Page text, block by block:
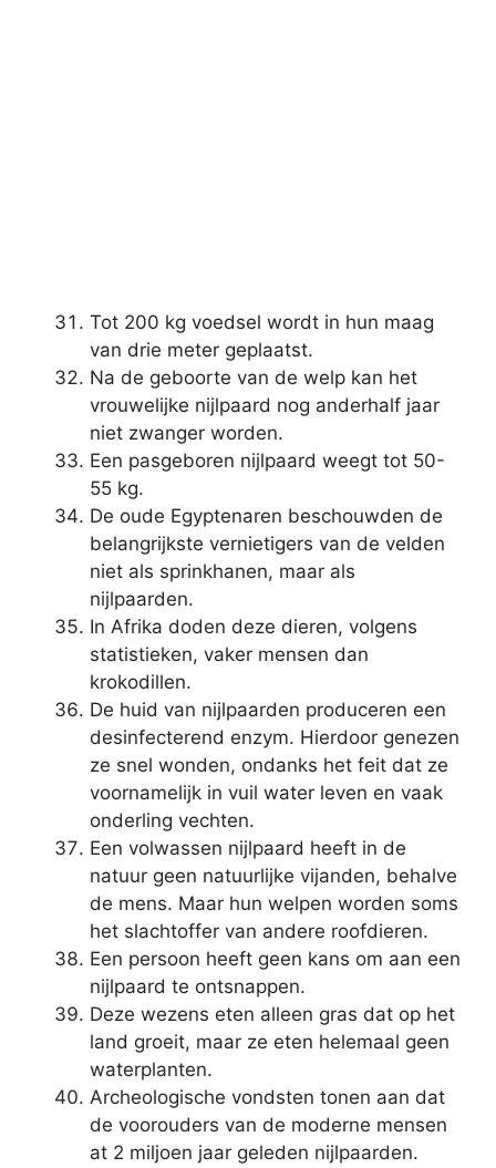
Tot 200 kg voedsel wordt in hun maag
van drie meter geplaatst.
Na de geboorte van de welp kan het
vrouwelijke nijlpaard nog anderhalf jaar
niet zwanger worden.
Een pasgeboren nijlpaard weegt tot 50-
55 kg.
De oude Egyptenaren beschouwden de
belangrijkste vernietigers van de velden
niet als sprinkhanen, maar als
nijlpaarden.
In Afrika doden deze dieren, volgens
statistieken, vaker mensen dan
krokodillen.
De huid van nijlpaarden produceren een
desinfecterend enzym. Hierdoor genezen
ze snel wonden, ondanks het feit dat ze
voornamelijk in vuil water leven en vaak
onderling vechten.
Een volwassen nijlpaard heeft in de
natuur geen natuurlijke vijanden, behalve
de mens. Maar hun welpen worden soms
het slachtoffer van andere roofdieren.
Een persoon heeft geen kans om aan een
nijlpaard te ontsnappen.
Deze wezens eten alleen gras dat op het
land groeit, maar ze eten helemaal geen
waterplanten.
Archeologische vondsten tonen aan dat
de voorouders van de moderne mensen
at 2 miljoen jaar geleden nijlpaarden.